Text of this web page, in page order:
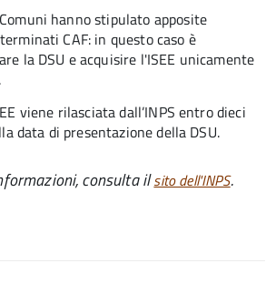
hanno stipulato apposite
CAF: in questo caso è
la DSU e acquisire l'ISEE unicamente
viene rilasciata dall’INPS entro dieci
data di presentazione della DSU.
consulta ilsito dell'INPS.